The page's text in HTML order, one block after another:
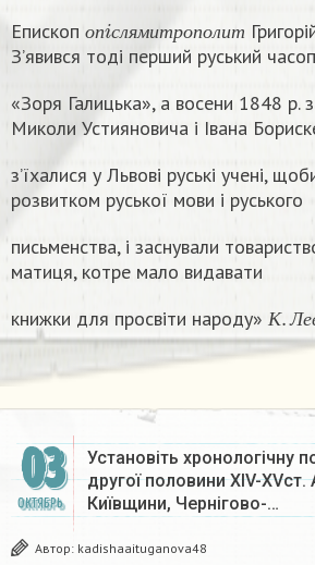
Епископ
о п слям итр оп ол ит
iс
З’явився тоді перший руський
«Зоря Галицька», а восени 1848 р.
Миколи Устияновича і Івана
з’їхалися у Львові руські учені,
розвитком руської мови і руського
письменства, і заснували
матиця, котре мало видавати
книжки для просвіти народу»
К Ле
К. Ле
03
ОКТЯБРЬ
Установіть хронологічну
другої половини XIV-
Київщини, Чернігово-…
Автор: kadishaaituganova48